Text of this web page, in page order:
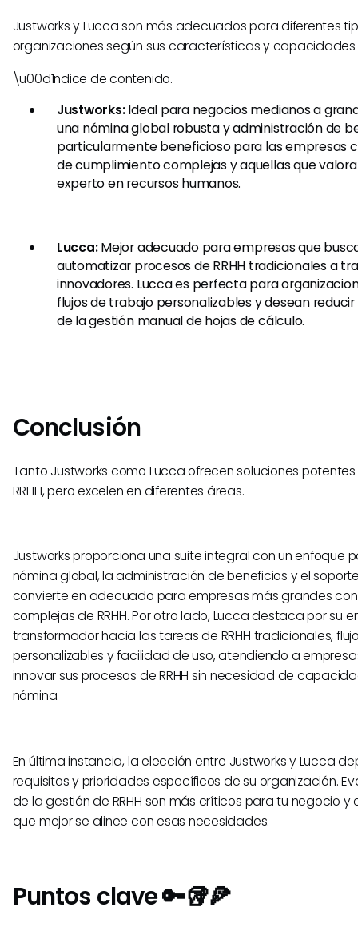
Justworks y Lucca son más adecuados para diferentes
organizaciones según sus características y capacidades
\u00d1ndice de contenido.
Justworks:Ideal para negocios medianos a
una nómina global robusta y administración de
particularmente beneficioso para las empresas
de cumplimiento complejas y aquellas que
experto en recursos humanos.
Lucca:Mejor adecuado para empresas que
automatizar procesos de RRHH tradicionales a
innovadores. Lucca es perfecta para
flujos de trabajo personalizables y desean
de la gestión manual de hojas de cálculo.
Conclusión
Tanto Justworks como Lucca ofrecen soluciones
RRHH, pero excelen en diferentes áreas.
Justworks proporciona una suite integral con un enfoque
nómina global, la administración de beneficios y el
convierte en adecuado para empresas más grandes
complejas de RRHH. Por otro lado, Lucca destaca por su
transformador hacia las tareas de RRHH tradicionales,
personalizables y facilidad de uso, atendiendo a
innovar sus procesos de RRHH sin necesidad de
nómina.
En última instancia, la elección entre Justworks y Lucca
requisitos y prioridades específicos de su organización.
de la gestión de RRHH son más críticos para tu negocio
que mejor se alinee con esas necesidades.
Puntos clave 🔑🥡🍕